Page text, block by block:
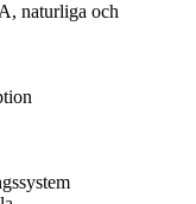
naturliga och